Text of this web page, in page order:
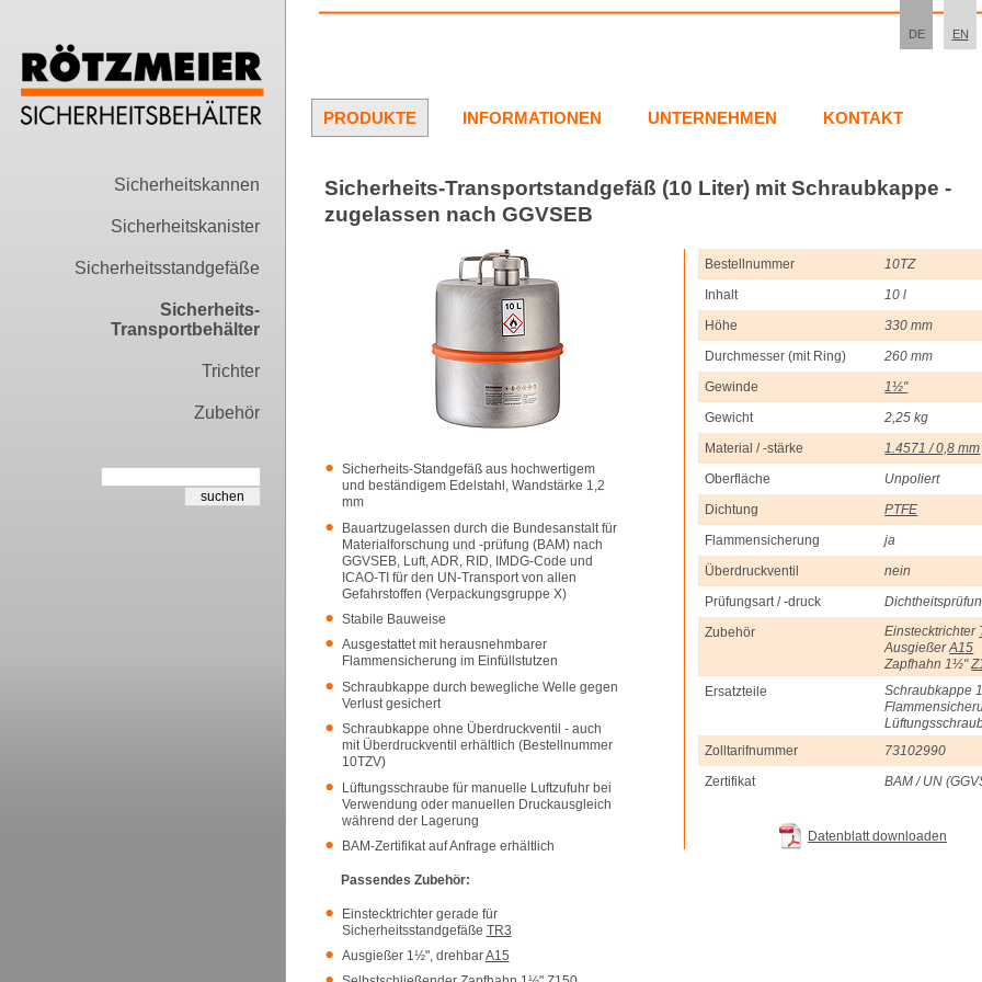
Sicherheitskannen
Sicherheitskanister
Sicherheitsstandgefäße
Sicherheits-
Transportbehälter
Trichter
Zubehör
EN
DE
PRODUKTE INFORMATIONEN UNTERNEHMEN KONTAKT
Sicherheits-Transportstandgefäß (10 Liter) mit Schraubkappe -
zugelassen nach GGVSEB
Sicherheits-Standgefäß aus hochwertigem
und beständigem Edelstahl, Wandstärke 1,2
mm
Bauartzugelassen durch die Bundesanstalt für
Materialforschung und -prüfung (BAM) nach
GGVSEB, Luft, ADR, RID, IMDG-Code und
ICAO-TI für den UN-Transport von allen
Gefahrstoffen (Verpackungsgruppe X)
Stabile Bauweise
Ausgestattet mit herausnehmbarer
Flammensicherung im Einfüllstutzen
Schraubkappe durch bewegliche Welle gegen
Verlust gesichert
Schraubkappe ohne Überdruckventil - auch
mit Überdruckventil erhältlich (Bestellnummer
10TZV)
Lüftungsschraube für manuelle Luftzufuhr bei
Verwendung oder manuellen Druckausgleich
während der Lagerung
BAM-Zertifikat auf Anfrage erhältlich
Passendes Zubehör:
Einstecktrichter gerade für
Sicherheitsstandgefäße TR3
Ausgießer 1½", drehbarA15
Bestellnummer
10TZ
Inhalt
10 l
Höhe
330 mm
Durchmesser (mit Ring)
260 mm
Gewinde
1½"
Gewicht
2,25 kg
Material / -stärke
1.4571 / 0,8 mm
Oberfläche
Unpoliert
Dichtung
PTFE
Flammensicherung
ja
Überdruckventil
nein
Prüfungsart / -druck
Zubehör
Einstecktrichter
AusgießerA15
Zapfhahn 1½"
Ersatzteile
Schraubkappe
Zolltarifnummer
73102990
Zertifikat
BAM / UN
Datenblatt downloaden